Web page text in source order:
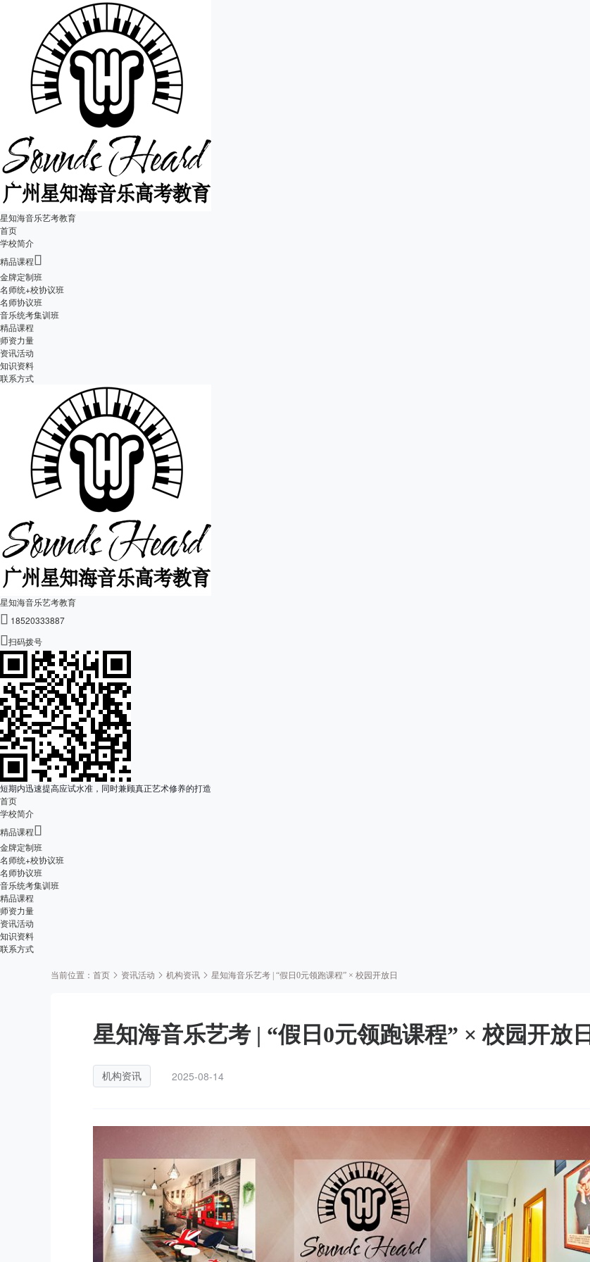
星知海音乐艺考教育
首页
学校简介
精品课程
金牌定制班
名师统+校协议班
名师协议班
音乐统考集训班
精品课程
师资力量
资讯活动
知识资料
联系方式
星知海音乐艺考教育
 18520333887
扫码拨号
短期内迅速提高应试水准，同时兼顾真正艺术修养的打造
首页
学校简介
精品课程
金牌定制班
名师统+校协议班
名师协议班
音乐统考集训班
精品课程
师资力量
资讯活动
知识资料
联系方式
当前位置： 首页 资讯活动 机构资讯 星知海音乐艺考 | “假日0元领跑课程” × 校园开放日
星知海音乐艺考 | “假日0元领跑课程” × 校园开放日
机构资讯 2025-08-14